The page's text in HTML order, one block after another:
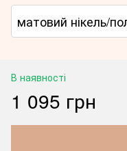
матовий нікель/
В наявності
1 095 грн